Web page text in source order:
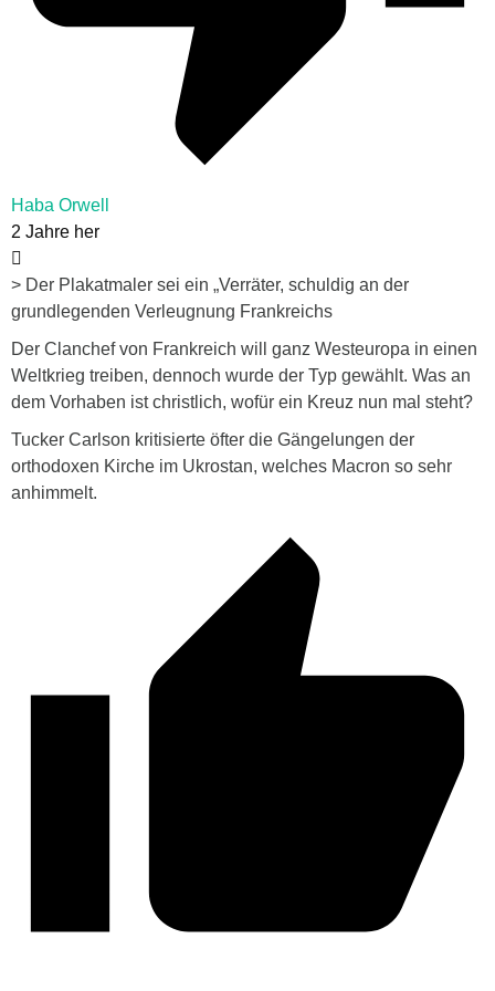
Haba Orwell
2 Jahre her
> Der Plakatmaler sei ein „Verräter, schuldig an der
grundlegenden Verleugnung Frankreichs
Der Clanchef von Frankreich will ganz Westeuropa in einen
Weltkrieg treiben, dennoch wurde der Typ gewählt. Was an
dem Vorhaben ist christlich, wofür ein Kreuz nun mal steht?
Tucker Carlson kritisierte öfter die Gängelungen der
orthodoxen Kirche im Ukrostan, welches Macron so sehr
anhimmelt.